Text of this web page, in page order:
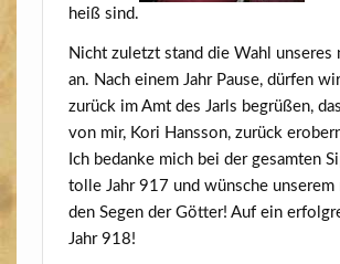
heiß sind.
Nicht zuletzt stand die Wahl unse­res
an. Nach einem Jahr Pau­se, dür­fen
zurück im Amt des Jarls begrü­ßen,
von mir, Kori Hans­son, zurück erober
Ich bedan­ke mich bei der gesam­ten
tol­le Jahr 917 und wün­sche unse­rem
den Segen der Göt­ter! Auf ein
Jahr 918!